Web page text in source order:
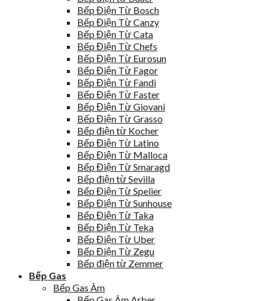
Bếp Điện Từ Bosch
Bếp Điện Từ Canzy
Bếp Điện Từ Cata
Bếp Điện Từ Chefs
Bếp Điện Từ Eurosun
Bếp Điện Từ Fagor
Bếp Điện Từ Fandi
Bếp Điện Từ Faster
Bếp Điện Từ Giovani
Bếp Điện Từ Grasso
Bếp điện từ Kocher
Bếp Điện Từ Latino
Bếp Điện Từ Malloca
Bếp Điện Từ Smaragd
Bếp điện từ Sevilla
Bếp Điện Từ Spelier
Bếp Điện Từ Sunhouse
Bếp Điện Từ Taka
Bếp Điện Từ Teka
Bếp Điện Từ Uber
Bếp Điện Từ Zegu
Bếp điện từ Zemmer
Bếp Gas
Bếp Gas Âm